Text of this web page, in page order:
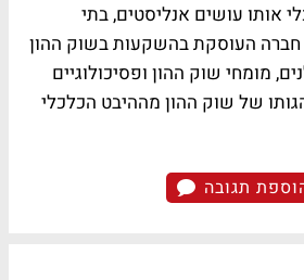
אותו עושים אנליסטים, בתי
העוסקת בהשקעות בשוק ההון
מומחי שוק ההון ופסיכולוגיים
של שוק ההון מההיבט הכלכלי
תגובה